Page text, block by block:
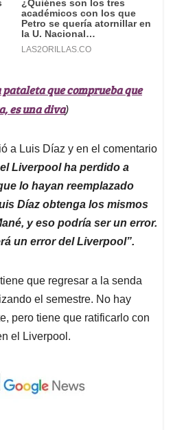
pataleta que comprueba que
es una diva)
a Luis Díaz y en el comentario
el Liverpool ha perdido a
lo hayan reemplazado
Díaz obtenga los mismos
y eso podría ser un error.
un error del Liverpool”.
que regresar a la senda
el semestre. No hay
pero tiene que ratificarlo con
el Liverpool.